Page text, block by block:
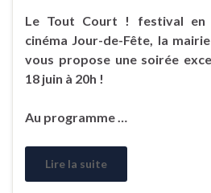
Le Tout Court ! festival en
cinéma Jour-de-Fête, la
vous propose une soirée
18 juin à 20h !
Au programme …
Lire la suite